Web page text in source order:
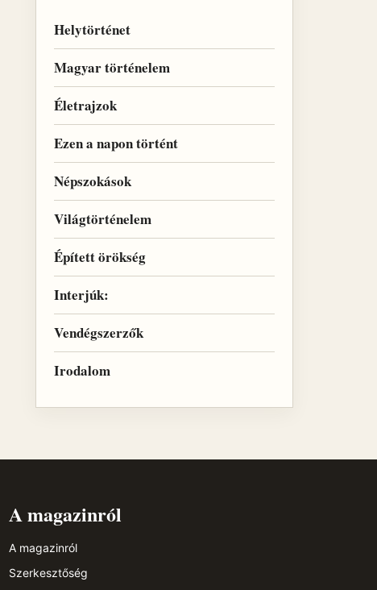
Helytörténet
Magyar történelem
Életrajzok
Ezen a napon történt
Népszokások
Világtörténelem
Épített örökség
Interjúk:
Vendégszerzők
Irodalom
A magazinról
A magazinról
Szerkesztőség